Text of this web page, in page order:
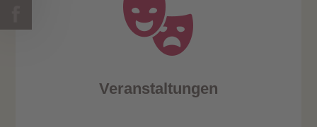
Veranstaltungen